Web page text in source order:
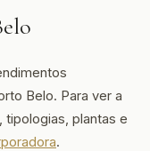
Belo. Para ver a
plantas e
.